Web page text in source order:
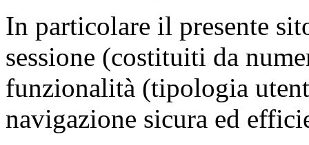
In particolare il presente
sessione (costituiti da
funzionalità (tipologia
navigazione sicura ed